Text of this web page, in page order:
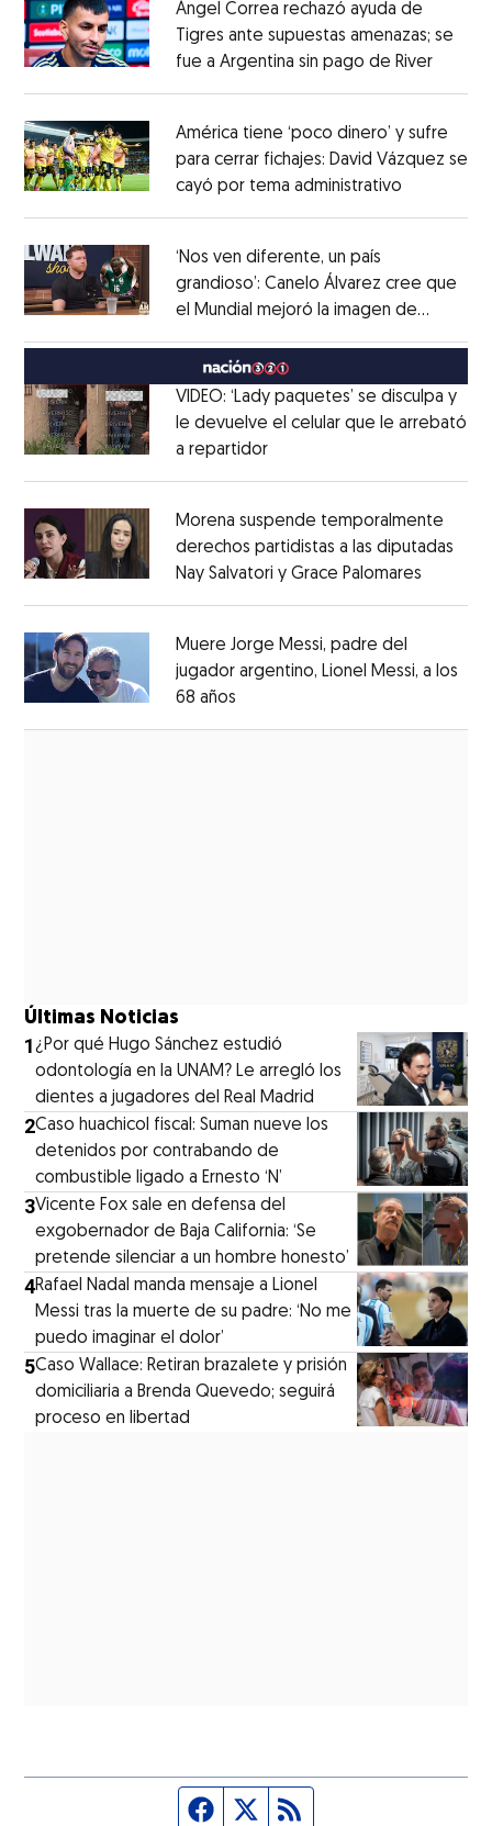
Ángel Correa rechazó ayuda de
Tigres ante supuestas amenazas; se
fue a Argentina sin pago de RiverOpens
América tiene ‘poco dinero’ y sufre
para cerrar fichajes: David Vázquez se
cayó por tema administrativo
‘Nos ven diferente, un país
grandioso’: Canelo Álvarez cree que
el Mundial mejoró la imagen de
MéxicoOpens in new window
VIDEO: ‘Lady paquetes’ se disculpa y
le devuelve el celular que le arrebató
a repartidorOpens in new window
Morena suspende temporalmente
derechos partidistas a las diputadas
Nay Salvatori y Grace Palomares
Muere Jorge Messi, padre del
jugador argentino, Lionel Messi, a los
68 años
Últimas Noticias
1¿Por qué Hugo Sánchez estudió
odontología en la UNAM? Le arregló los
dientes a jugadores del Real Madrid
2Caso huachicol fiscal: Suman nueve los
detenidos por contrabando de
combustible ligado a Ernesto ‘N’
3Vicente Fox sale en defensa del
exgobernador de Baja California: ‘Se
pretende silenciar a un hombre honesto’
4Rafael Nadal manda mensaje a Lionel
Messi tras la muerte de su padre: ‘No me
puedo imaginar el dolor’
5Caso Wallace: Retiran brazalete y prisión
domiciliaria a Brenda Quevedo; seguirá
proceso en libertad
Página de Facebook
Fuente Twitter